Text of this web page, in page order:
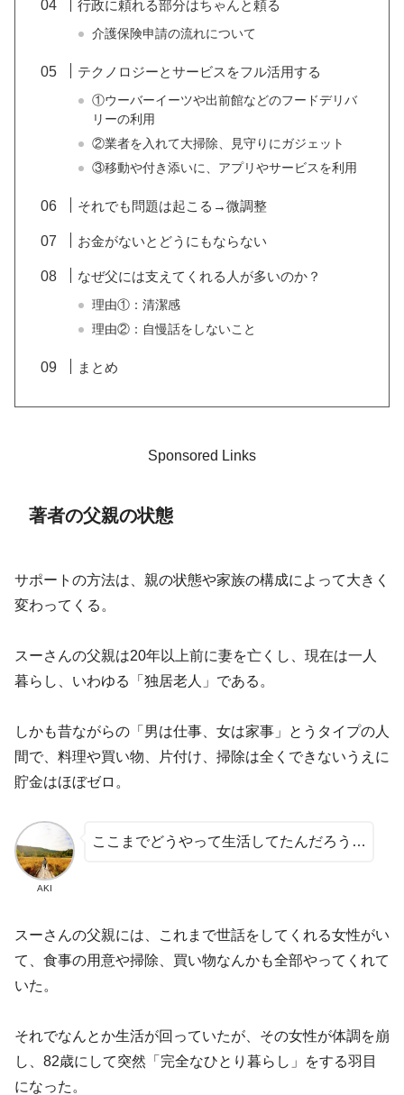
行政に頼れる部分はちゃんと頼る
介護保険申請の流れについて
テクノロジーとサービスをフル活用する
①ウーバーイーツや出前館などのフードデリバ
リーの利用
②業者を入れて大掃除、見守りにガジェット
③移動や付き添いに、アプリやサービスを利用
それでも問題は起こる→微調整
お金がないとどうにもならない
なぜ父には支えてくれる人が多いのか？
理由①：清潔感
理由②：自慢話をしないこと
まとめ
Sponsored Links
著者の父親の状態
サポートの方法は、親の状態や家族の構成によって大きく
変わってくる。
スーさんの父親は20年以上前に妻を亡くし、現在は一人
暮らし、いわゆる「独居老人」である。
しかも昔ながらの「男は仕事、女は家事」とうタイプの人
間で、料理や買い物、片付け、掃除は全くできないうえに
貯金はほぼゼロ。
AKI
ここまでどうやって生活してたんだろう…
スーさんの父親には、これまで世話をしてくれる女性がい
て、食事の用意や掃除、買い物なんかも全部やってくれて
いた。
それでなんとか生活が回っていたが、その女性が体調を崩
し、82歳にして突然「完全なひとり暮らし」をする羽目
になった。